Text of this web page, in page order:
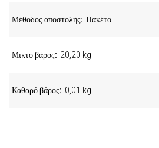
Μέθοδος αποστολής Πακέτο
Μικτό βάρος 20,20 kg
Καθαρό βάρος 0,01 kg